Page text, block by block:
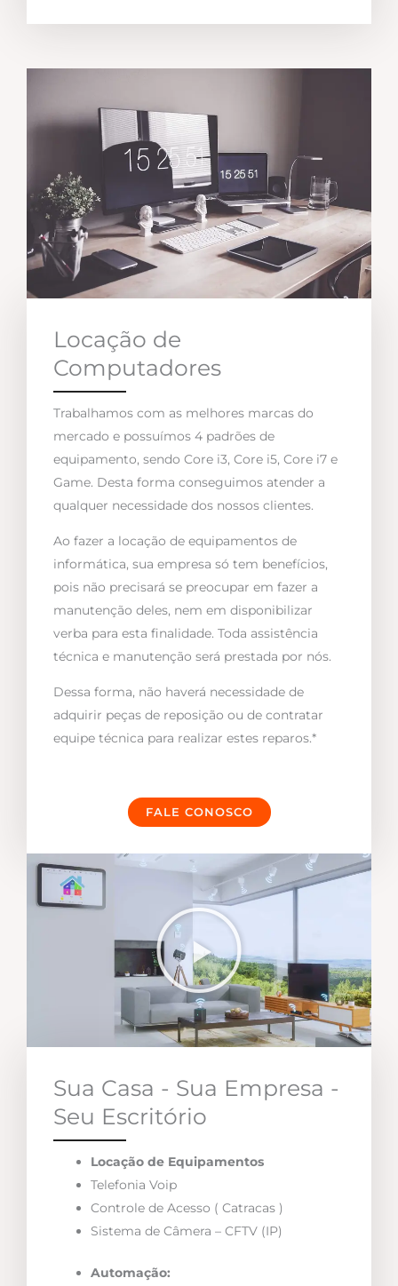
Locação de
Computadores
Trabalhamos com as melhores marcas do
mercado e possuímos 4 padrões de
equipamento, sendo Core i3, Core i5, Core i7 e
Game. Desta forma conseguimos atender a
qualquer necessidade dos nossos clientes.
Ao fazer a locação de equipamentos de
informática, sua empresa só tem benefícios,
pois não precisará se preocupar em fazer a
manutenção deles, nem em disponibilizar
verba para esta finalidade. Toda assistência
técnica e manutenção será prestada por nós.
Dessa forma, não haverá necessidade de
adquirir peças de reposição ou de contratar
equipe técnica para realizar estes reparos.*
FALE CONOSCO
Sua Casa - Sua Empresa -
Seu Escritório
Locação de Equipamentos
Telefonia Voip
Controle de Acesso ( Catracas )
Sistema de Câmera – CFTV (IP)
Automação: